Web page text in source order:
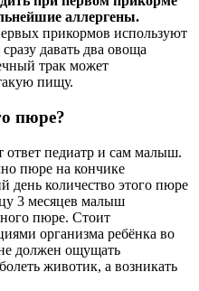
аллергены.
прикормов используют
давать два овоща
трак может
пищу.
пюре?
ответ педиатр и сам малыш.
пюре на кончике
количество этого пюре
3 месяцев малыш
пюре. Стоит
организма ребёнка во
должен ощущать
животик, а возникать